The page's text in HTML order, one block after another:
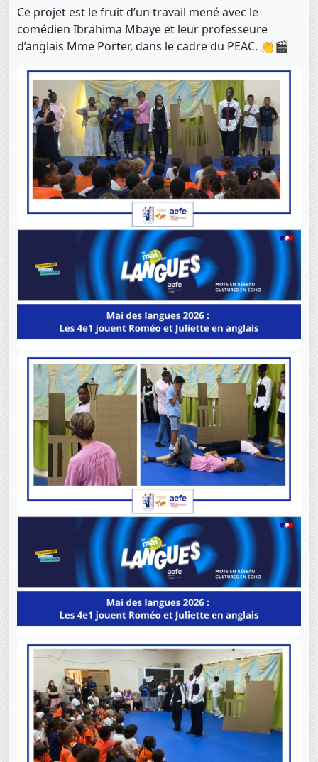
Ce projet est le fruit d’un travail mené avec le
comédien Ibrahima Mbaye et leur professeure
d’anglais Mme Porter, dans le cadre du PEAC. 👏🎬